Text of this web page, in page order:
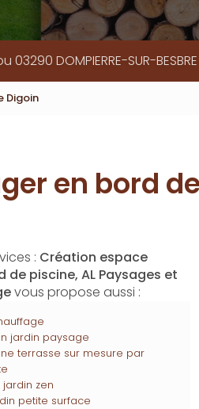
03290 DOMPIERRE-SUR-BESBRE
Digoin
en bord
: Création espace
de piscine, AL Paysages et
vous propose aussi :
jardin paysage
terrasse sur mesure par
zen
petite surface